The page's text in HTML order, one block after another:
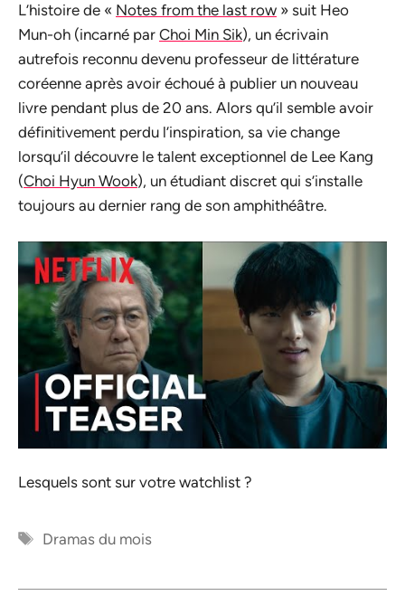
L’histoire de « Notes from the last row » suit Heo
Mun-oh (incarné par Choi Min Sik), un écrivain
autrefois reconnu devenu professeur de littérature
coréenne après avoir échoué à publier un nouveau
livre pendant plus de 20 ans. Alors qu’il semble avoir
définitivement perdu l’inspiration, sa vie change
lorsqu’il découvre le talent exceptionnel de Lee Kang
(Choi Hyun Wook), un étudiant discret qui s’installe
toujours au dernier rang de son amphithéâtre.
Lesquels sont sur votre watchlist ?
Étiquettes
Dramas du mois